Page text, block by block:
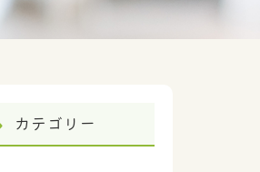
カテゴリー